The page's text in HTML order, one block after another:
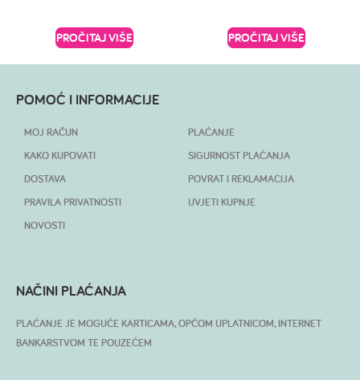
PROČITAJ VIŠE PROČITAJ VIŠE
POMOĆ I INFORMACIJE
MOJ RAČUN
KAKO KUPOVATI
DOSTAVA
PRAVILA PRIVATNOSTI
NOVOSTI
PLAĆANJE
SIGURNOST PLAĆANJA
POVRAT I REKLAMACIJA
UVJETI KUPNJE
NAČINI PLAĆANJA
PLAĆANJE JE MOGUĆE KARTICAMA, OPĆOM UPLATNICOM, INTERNET
BANKARSTVOM TE POUZEĆEM